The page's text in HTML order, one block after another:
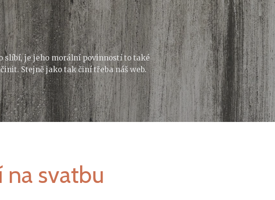
slíbí, je jeho morální povinností to také
Stejně jako tak činí třeba náš web.
na svatbu